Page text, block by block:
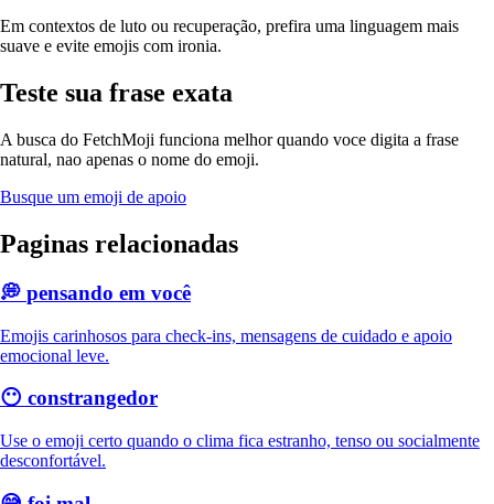
Em contextos de luto ou recuperação, prefira uma linguagem mais
suave e evite emojis com ironia.
Teste sua frase exata
A busca do FetchMoji funciona melhor quando voce digita a frase
natural, nao apenas o nome do emoji.
Busque um emoji de apoio
Paginas relacionadas
💭 pensando em você
Emojis carinhosos para check-ins, mensagens de cuidado e apoio
emocional leve.
😶 constrangedor
Use o emoji certo quando o clima fica estranho, tenso ou socialmente
desconfortável.